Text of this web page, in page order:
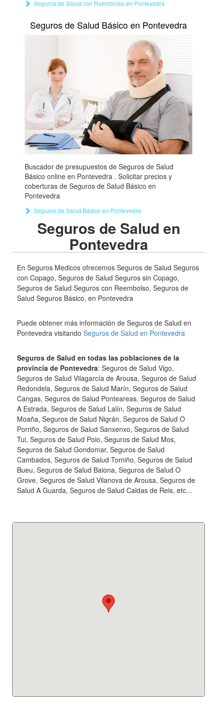
Seguros de Salud con Reembolso en Pontevedra
Seguros de Salud Básico en Pontevedra
Buscador de presupuestos de Seguros de Salud
Básico online en Pontevedra . Solicitar precios y
coberturas de Seguros de Salud Básico en
Pontevedra
Seguros de Salud Básico en Pontevedra
Seguros de Salud en
Pontevedra
En Seguros Medicos ofrecemos Seguros de Salud Seguros
con Copago, Seguros de Salud Seguros sin Copago,
Seguros de Salud Seguros con Reembolso, Seguros de
Salud Seguros Básico, en Pontevedra
Puede obtener más información de Seguros de Salud en
Pontevedra visitando Seguros de Salud en Pontevedra
Seguros de Salud en todas las poblaciones de la
provincia de Pontevedra: Seguros de Salud Vigo,
Seguros de Salud Vilagarcía de Arousa, Seguros de Salud
Redondela, Seguros de Salud Marín, Seguros de Salud
Cangas, Seguros de Salud Ponteareas, Seguros de Salud
A Estrada, Seguros de Salud Lalín, Seguros de Salud
Moaña, Seguros de Salud Nigrán, Seguros de Salud O
Porriño, Seguros de Salud Sanxenxo, Seguros de Salud
Tui, Seguros de Salud Poio, Seguros de Salud Mos,
Seguros de Salud Gondomar, Seguros de Salud
Cambados, Seguros de Salud Tomiño, Seguros de Salud
Bueu, Seguros de Salud Baiona, Seguros de Salud O
Grove, Seguros de Salud Vilanova de Arousa, Seguros de
Salud A Guarda, Seguros de Salud Caldas de Reis, etc...